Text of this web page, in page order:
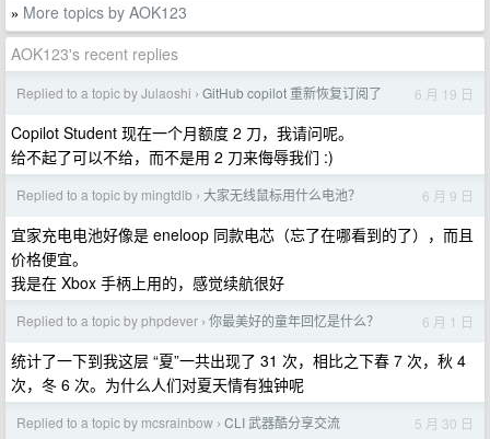
» More topics by AOK123
AOK123's recent replies
Replied to a topic by Julaoshi › GitHub copilot 重新恢复订阅了 6 月 19 日
Copilot Student 现在一个月额度 2 刀，我请问呢。
给不起了可以不给，而不是用 2 刀来侮辱我们 :)
Replied to a topic by mingtdlb › 大家无线鼠标用什么电池？ 6 月 9 日
宜家充电电池好像是 eneloop 同款电芯（忘了在哪看到的了），而且
价格便宜。
我是在 Xbox 手柄上用的，感觉续航很好
Replied to a topic by phpdever › 你最美好的童年回忆是什么？ 6 月 1 日
统计了一下到我这层 “夏”一共出现了 31 次，相比之下春 7 次，秋 4
次，冬 6 次。为什么人们对夏天情有独钟呢
Replied to a topic by mcsrainbow › CLI 武器酷分享交流 5 月 30 日